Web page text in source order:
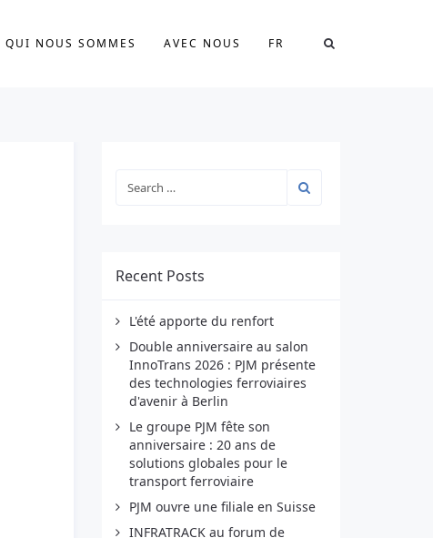
QUI NOUS SOMMES AVEC NOUS FR
Recent Posts
L'été apporte du renfort
Double anniversaire au salon
InnoTrans 2026 : PJM présente
des technologies ferroviaires
d'avenir à Berlin
Le groupe PJM fête son
anniversaire : 20 ans de
solutions globales pour le
transport ferroviaire
PJM ouvre une filiale en Suisse
INFRATRACK au forum de